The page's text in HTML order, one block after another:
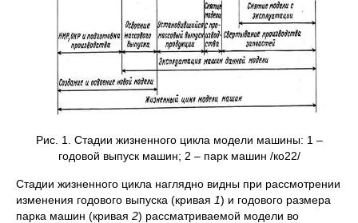
Рис. 1. Стадии жизненного цикла модели машины: 1 –
годовой выпуск машин; 2 – парк машин /ко22/
Стадии жизненного цикла наглядно видны при рассмотрении
изменения годового выпуска (кривая 1) и годового размера
парка машин (кривая 2) рассматриваемой модели во